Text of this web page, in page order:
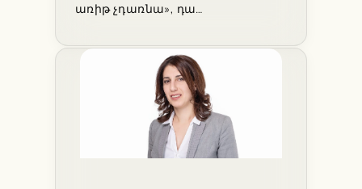
առիթ չդառնա», դա…